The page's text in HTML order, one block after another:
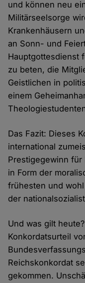
und können neu
Militärseelsorge
Krankenhäusern
an Sonn- und
Hauptgottesdienst
zu beten, die
Geistlichen in
einem
Das Fazit: Dieses
international
Prestigegewinn für
in Form der
frühesten und
der
Und was gilt
Konkordatsurteil
Reichskonkordat
gekommen.